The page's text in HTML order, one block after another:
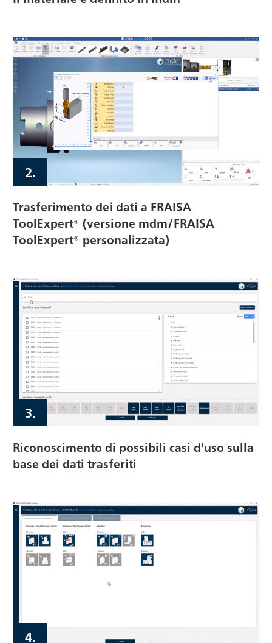
2.
Trasferimento dei dati a FRAISA
ToolExpert® (versione mdm/FRAISA
ToolExpert® personalizzata)
3.
Riconoscimento di possibili casi d'uso sulla
base dei dati trasferiti
4.